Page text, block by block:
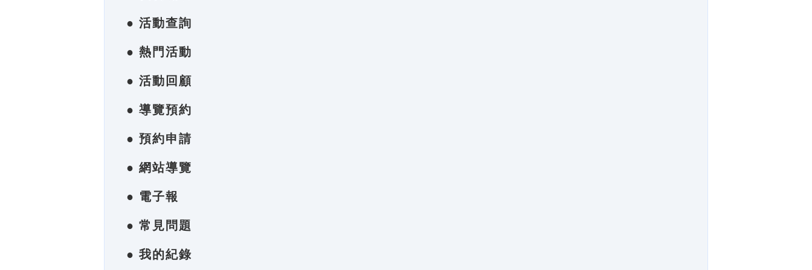
● 活動查詢
● 熱門活動
● 活動回顧
● 導覽預約
● 預約申請
● 網站導覽
● 電子報
● 常見問題
● 我的紀錄